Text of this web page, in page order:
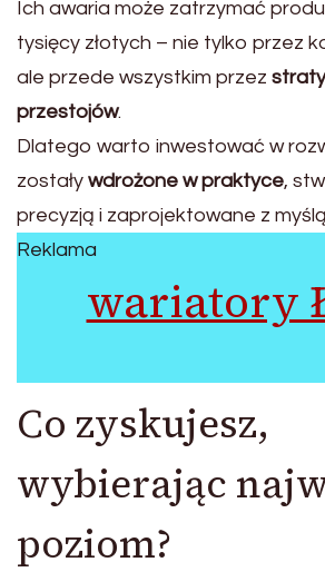
Ich awaria może zatrzymać
tysięcy złotych – nie tylko przez
ale przede wszystkim przez
przestojów.
Dlatego warto inwestować w
zostały wdrożone w praktyce,
precyzją i zaprojektowane z
Reklama
wariatory
Co zyskujesz,
wybierając
poziom?